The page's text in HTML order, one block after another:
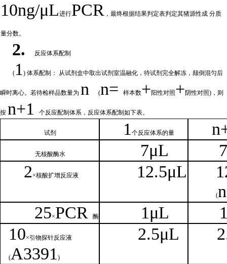
10ng/μL进行PCR，最终根据结果判定表判定其猪源性成 分质
量分数。
2. 反应体系配制
(1 ) 体系配制： 从试剂盒中取出试剂室温融化，待试剂完全解冻，颠倒混匀后
瞬时离心。若待检样品数量为 n(n=样本数+阳性对照+阴性对照)，则
按n+1个反应配制体系，反应体系配制如下表。
试剂 1 个反应体系的量
无核酸酶水 7μL
2×核酸扩增反应液 12.5μL
(
25×PCR 酶 1μL
10×引物探针反应液
(A3391)
2.5μL 2